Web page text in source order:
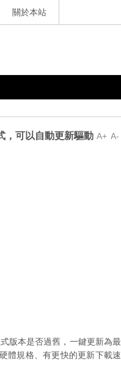
關於本站
A-
A+
，可以自動更新驅動
版本是否過舊，一鍵更新為最
體規格、有更快的更新下載速